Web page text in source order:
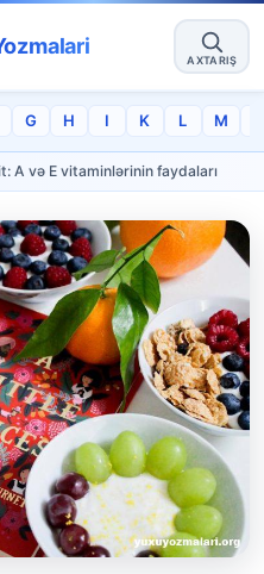
AXTARIŞ
G H I K L M
A və E vitaminlərinin faydaları